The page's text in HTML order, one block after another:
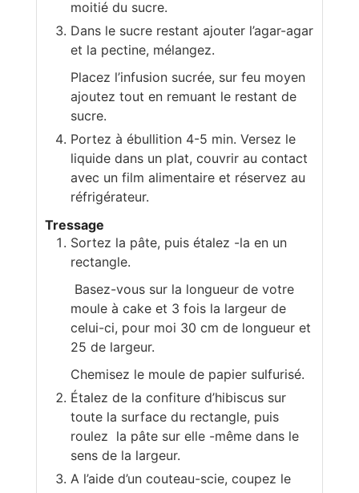
moitié du sucre.
Dans le sucre restant ajouter l’agar-agar
et la pectine, mélangez.
Placez l’infusion sucrée, sur feu moyen
ajoutez tout en remuant le restant de
sucre.
Portez à ébullition 4-5 min. Versez le
liquide dans un plat, couvrir au contact
avec un film alimentaire et réservez au
réfrigérateur.
Tressage
Sortez la pâte, puis étalez -la en un
rectangle.
Basez-vous sur la longueur de votre
moule à cake et 3 fois la largeur de
celui-ci, pour moi 30 cm de longueur et
25 de largeur.
Chemisez le moule de papier sulfurisé.
Étalez de la confiture d’hibiscus sur
toute la surface du rectangle, puis
roulez la pâte sur elle -même dans le
sens de la largeur.
A l’aide d’un couteau-scie, coupez le